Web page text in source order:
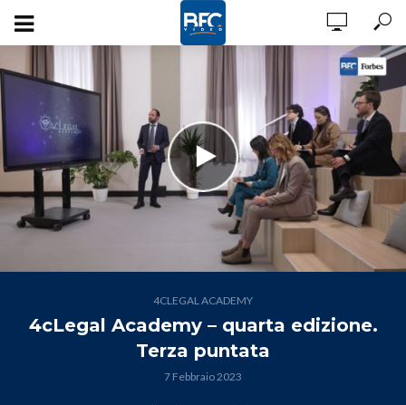
4CLEGAL ACADEMY
4cLegal Academy – quarta edizione.
Terza puntata
7 Febbraio 2023